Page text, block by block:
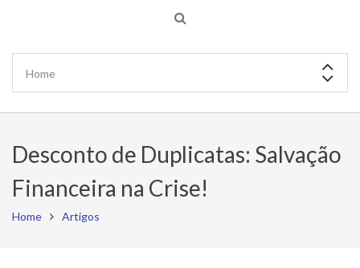
Desconto de Duplicatas: Salvação
Financeira na Crise!
Home Artigos